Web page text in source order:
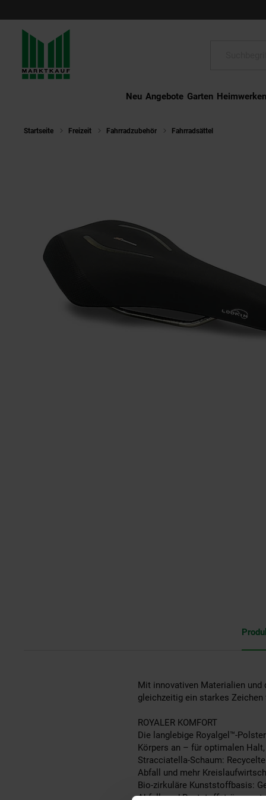
Neu Angebote Garten Heimwerken
Startseite Freizeit Fahrradzubehör Fahrradsättel
Mit innovativen Materialien
gleichzeitig ein starkes
ROYALER KOMFORT
Die langlebige Royalgel™-
Körpers an – für optimalen
Stracciatella-Schaum:
Abfall und mehr
Bio-zirkuläre Kunststoffbasis:
Abfall- und Reststoffströmen